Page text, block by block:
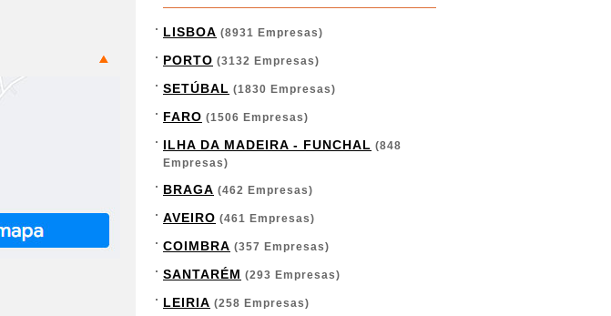
LISBOA (8931 Empresas)
PORTO (3132 Empresas)
SETÚBAL (1830 Empresas)
FARO (1506 Empresas)
ILHA DA MADEIRA - FUNCHAL (848
Empresas)
BRAGA (462 Empresas)
AVEIRO (461 Empresas)
COIMBRA (357 Empresas)
SANTARÉM (293 Empresas)
LEIRIA (258 Empresas)